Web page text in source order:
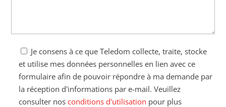
Je consens à ce que Teledom collecte, traite, stocke
et utilise mes données personnelles en lien avec ce
formulaire afin de pouvoir répondre à ma demande par
la réception d'informations par e-mail. Veuillez
consulter nosconditions d'utilisation pour plus